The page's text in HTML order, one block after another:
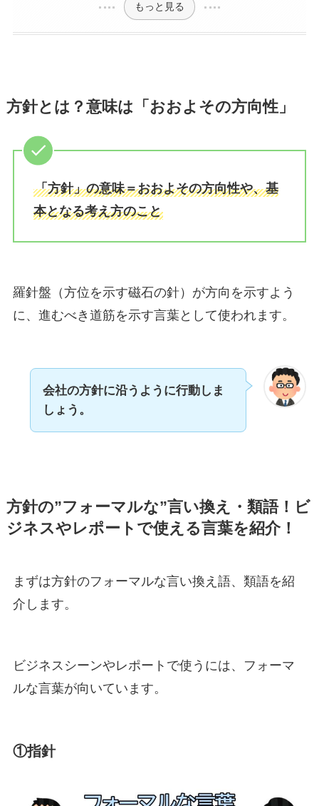
もっと見る
方針とは？意味は「おおよその方向性」
「方針」の意味＝おおよその方向性や、基
本となる考え方のこと
羅針盤（方位を示す磁石の針）が方向を示すよう
に、進むべき道筋を示す言葉として使われます。
会社の方針に沿うように行動しま
しょう。
方針の”フォーマルな”言い換え・類語！ビ
ジネスやレポートで使える言葉を紹介！
まずは方針のフォーマルな言い換え語、類語を紹
介します。
ビジネスシーンやレポートで使うには、フォーマ
ルな言葉が向いています。
①指針